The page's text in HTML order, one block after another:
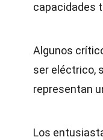
capacidades
Algunos
ser eléctrico,
representan
Los